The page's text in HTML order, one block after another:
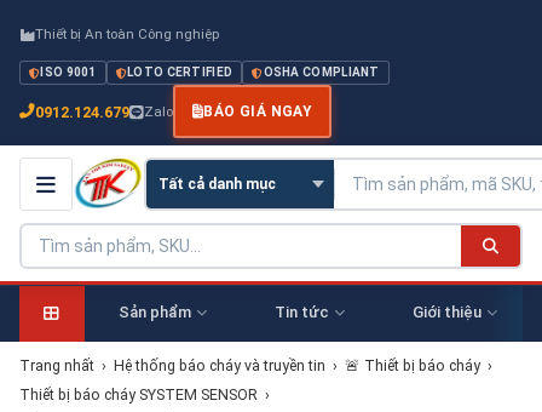
Thiết bị An toàn Công nghiệp
ISO 9001 LOTO CERTIFIED OSHA COMPLIANT
0912.124.679 Zalo BÁO GIÁ NGAY
Sản phẩm Tin tức Giới thiệu
Trang nhất › Hệ thống báo cháy và truyền tin › 🚨 Thiết bị báo cháy ›
Thiết bị báo cháy SYSTEM SENSOR ›